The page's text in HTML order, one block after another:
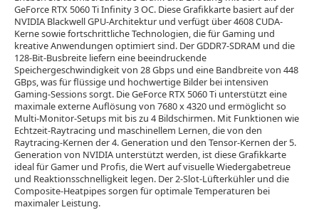
GeForce RTX 5060 Ti Infinity 3 OC. Diese Grafikkarte basiert auf der
NVIDIA Blackwell GPU-Architektur und verfügt über 4608 CUDA-
Kerne sowie fortschrittliche Technologien, die für Gaming und
kreative Anwendungen optimiert sind. Der GDDR7-SDRAM und die
128-Bit-Busbreite liefern eine beeindruckende
Speichergeschwindigkeit von 28 Gbps und eine Bandbreite von 448
GBps, was für flüssige und hochwertige Bilder bei intensiven
Gaming-Sessions sorgt. Die GeForce RTX 5060 Ti unterstützt eine
maximale externe Auflösung von 7680 x 4320 und ermöglicht so
Multi-Monitor-Setups mit bis zu 4 Bildschirmen. Mit Funktionen wie
Echtzeit-Raytracing und maschinellem Lernen, die von den
Raytracing-Kernen der 4. Generation und den Tensor-Kernen der 5.
Generation von NVIDIA unterstützt werden, ist diese Grafikkarte
ideal für Gamer und Profis, die Wert auf visuelle Wiedergabetreue
und Reaktionsschnelligkeit legen. Der 2-Slot-Lüfterkühler und die
Composite-Heatpipes sorgen für optimale Temperaturen bei
maximaler Leistung.